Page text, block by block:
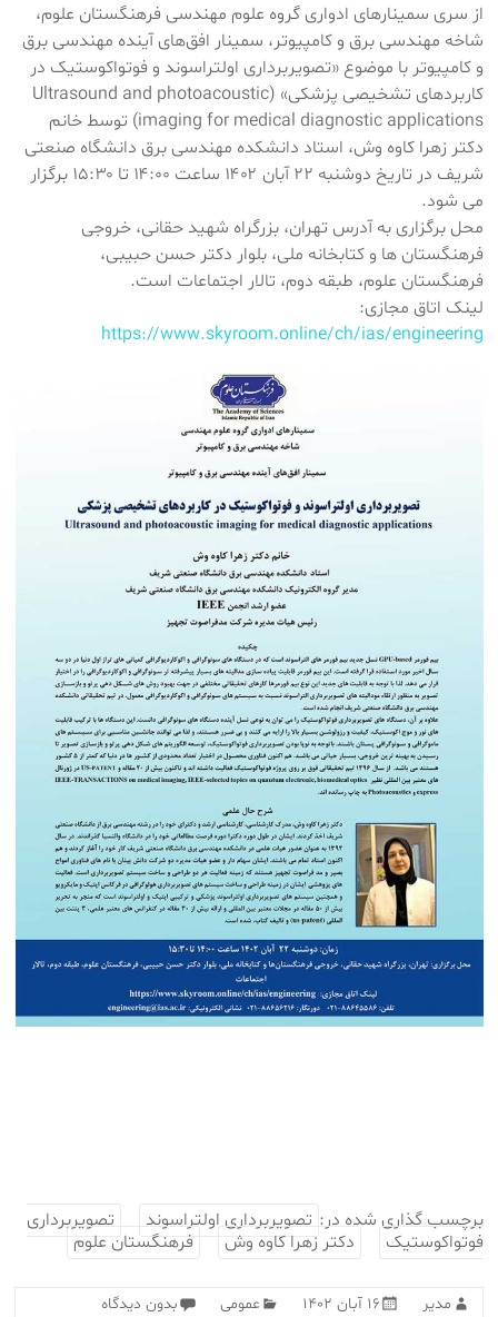
از سری سمینارهای ادواری گروه علوم مهندسی فرهنگستان علوم،
شاخه مهندسی برق و کامپیوتر، سمینار افق‌های آینده‌ مهندسی برق
و کامپیوتر با موضوع «تصویربرداری اولتراسوند و فوتواکوستیک در
کاربردهای تشخیصی پزشکی» (Ultrasound and photoacoustic
imaging for medical diagnostic applications) توسط خانم
دکتر زهرا کاوه وش، استاد دانشکده مهندسی برق دانشگاه صنعتی
شریف در تاریخ دوشنبه ۲۲ آبان ۱۴۰۲ ساعت ۱۴:۰۰ تا ۱۵:۳۰ برگزار
می شود.
محل برگزاری به آدرس تهران، بزرگراه شهید حقانی، خروجی
فرهنگستان ها و کتابخانه ملی، بلوار دکتر حسن حبیبی،
فرهنگستان علوم، طبقه دوم، تالار اجتماعات است.
لینک اتاق مجازی:
https://www.skyroom.online/ch/ias/engineering
برچسب گذاری شده در: تصویربرداری اولتراسوند
تصویربرداری
فوتواکوستیک
دکتر زهرا کاوه وش فرهنگستان علوم
مدیر ۱۶ آبان ۱۴۰۲ عمومی بدون دیدگاه